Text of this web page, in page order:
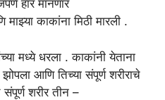
हार मानणार
काकांना मिठी मारली .
मध्ये धरला . काकांनी येताना
आणि तिच्या संपूर्ण शरीराचे
शरीर तीन –